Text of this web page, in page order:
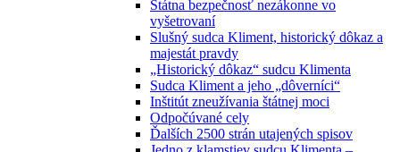
Štátna bezpečnosť nezákonne vo
vyšetrovaní
Slušný sudca Kliment, historický dôkaz a
majestát pravdy
„Historický dôkaz“ sudcu Klimenta
Sudca Kliment a jeho „dôverníci“
Inštitút zneužívania štátnej moci
Odpočúvané cely
Ďalších 2500 strán utajených spisov